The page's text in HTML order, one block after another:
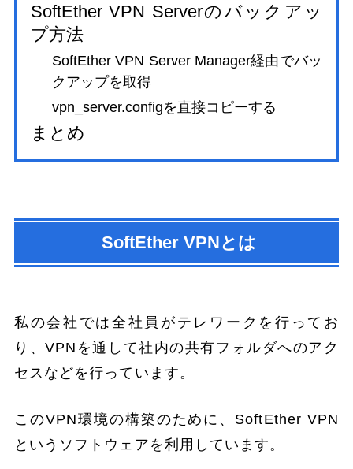
SoftEther VPN Serverのバックアッ
プ方法
SoftEther VPN Server Manager経由でバッ
クアップを取得
vpn_server.configを直接コピーする
まとめ
SoftEther VPNとは
私の会社では全社員がテレワークを行ってお
り、VPNを通して社内の共有フォルダへのアク
セスなどを行っています。
このVPN環境の構築のために、SoftEther VPN
というソフトウェアを利用しています。